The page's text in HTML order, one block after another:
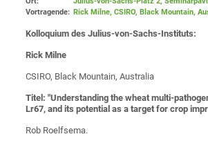
Vortragende: Rick Milne, CSIRO, Black Mountain,
Kolloquium des Julius-von-Sachs-Instituts:
Rick Milne
CSIRO, Black Mountain, Australia
Titel:"Understanding the wheat multi-
Lr67, and its potential as a target for crop
Rob Roelfsema.